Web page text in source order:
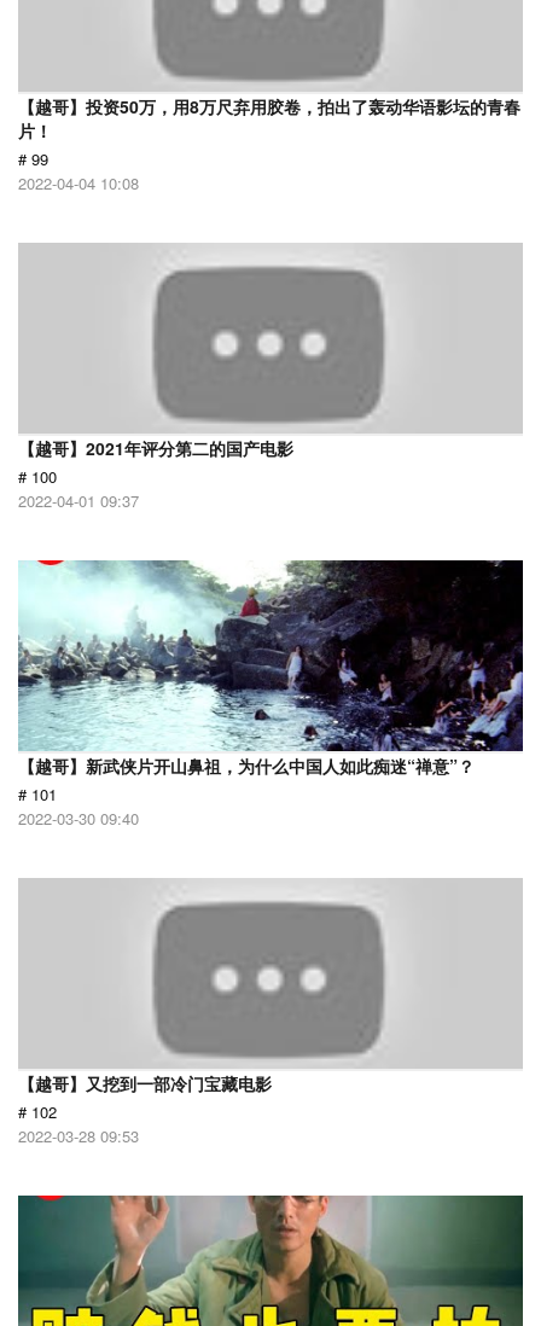
【越哥】投资50万，用8万尺弃用胶卷，拍出了轰动华语影坛的青春
片！
# 99
2022-04-04 10:08
【越哥】2021年评分第二的国产电影
# 100
2022-04-01 09:37
【越哥】新武侠片开山鼻祖，为什么中国人如此痴迷“禅意”？
# 101
2022-03-30 09:40
【越哥】又挖到一部冷门宝藏电影
# 102
2022-03-28 09:53